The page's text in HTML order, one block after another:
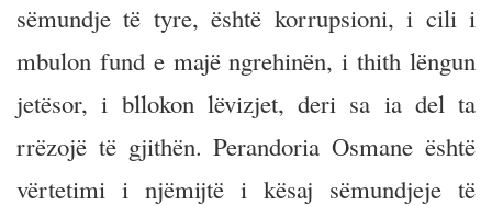
sëmundje të tyre, është korrupsioni, i cili i
mbulon fund e majë ngrehinën, i thith lëngun
jetësor, i bllokon lëvizjet, deri sa ia del ta
rrëzojë të gjithën. Perandoria Osmane është
vërtetimi i njëmijtë i kësaj sëmundjeje të